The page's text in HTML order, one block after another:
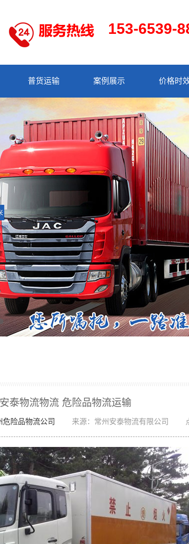
153-6539-
普货运输 案例展示 价格时
安泰物流物流 危险品物流运输
危险品物流公司 来源：常州安泰物流有限公司